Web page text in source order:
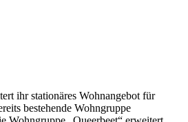
ihr stationäres Wohnangebot für
bestehende Wohngruppe